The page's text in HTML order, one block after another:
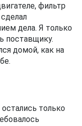
фильтр
дела. Я только
поставщику.
домой, как на
только